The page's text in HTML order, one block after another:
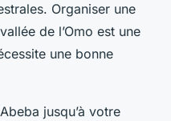
Organiser une
de l’Omo est une
une bonne
jusqu’à votre